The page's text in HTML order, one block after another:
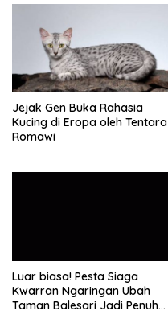
Jejak Gen Buka Rahasia
Kucing di Eropa oleh Tentara
Romawi
Luar biasa! Pesta Siaga
Kwarran Ngaringan Ubah
Taman Balesari Jadi Penuh